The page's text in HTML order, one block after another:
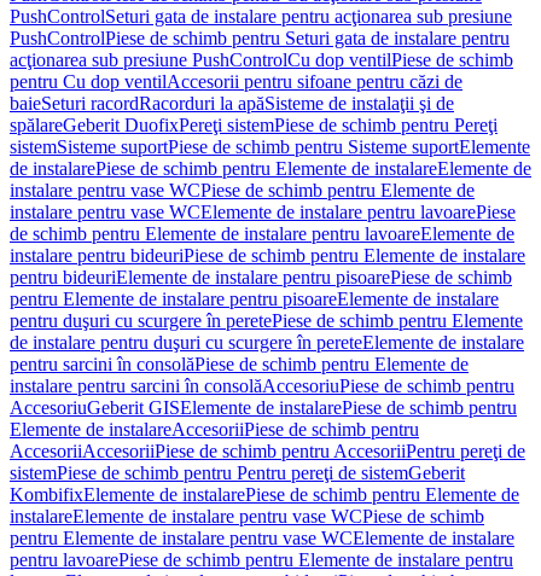
PushControlSeturi gata de instalare pentru acţionarea sub presiune
PushControlPiese de schimb pentru Seturi gata de instalare pentru
acţionarea sub presiune PushControlCu dop ventilPiese de schimb
pentru Cu dop ventilAccesorii pentru sifoane pentru căzi de
baieSeturi racordRacorduri la apăSisteme de instalaţii şi de
spălareGeberit DuofixPereţi sistemPiese de schimb pentru Pereţi
sistemSisteme suportPiese de schimb pentru Sisteme suportElemente
de instalarePiese de schimb pentru Elemente de instalareElemente de
instalare pentru vase WCPiese de schimb pentru Elemente de
instalare pentru vase WCElemente de instalare pentru lavoarePiese
de schimb pentru Elemente de instalare pentru lavoareElemente de
instalare pentru bideuriPiese de schimb pentru Elemente de instalare
pentru bideuriElemente de instalare pentru pisoarePiese de schimb
pentru Elemente de instalare pentru pisoareElemente de instalare
pentru duşuri cu scurgere în peretePiese de schimb pentru Elemente
de instalare pentru duşuri cu scurgere în pereteElemente de instalare
pentru sarcini în consolăPiese de schimb pentru Elemente de
instalare pentru sarcini în consolăAccesoriuPiese de schimb pentru
AccesoriuGeberit GISElemente de instalarePiese de schimb pentru
Elemente de instalareAccesoriiPiese de schimb pentru
AccesoriiAccesoriiPiese de schimb pentru AccesoriiPentru pereţi de
sistemPiese de schimb pentru Pentru pereţi de sistemGeberit
KombifixElemente de instalarePiese de schimb pentru Elemente de
instalareElemente de instalare pentru vase WCPiese de schimb
pentru Elemente de instalare pentru vase WCElemente de instalare
pentru lavoarePiese de schimb pentru Elemente de instalare pentru